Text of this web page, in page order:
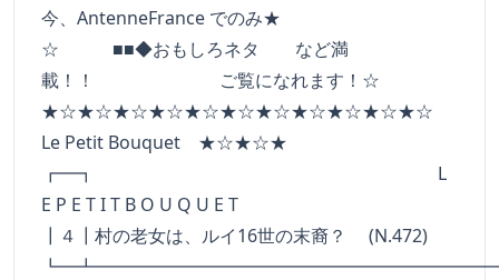
今、AntenneFrance でのみ★
☆ ■■◆おもしろネタ など満
載！！ ご覧になれます！☆
★☆★☆★☆★☆★☆★☆★☆★☆★☆★☆★☆
Le Petit Bouquet ★☆★☆★
┏━┓ L
E P E T I T B O U Q U E T
┃４┃村の老女は、ルイ16世の末裔？ (N.472)